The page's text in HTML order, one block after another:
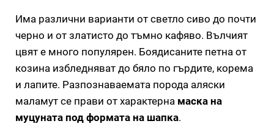
Има различни варианти от светло сиво до почти
черно и от златисто до тъмно кафяво. Вълчият
цвят е много популярен. Боядисаните петна от
козина избледняват до бяло по гърдите, корема
и лапите. Разпознаваемата порода аляски
маламут се прави от характерна маска на
муцуната под формата на шапка.